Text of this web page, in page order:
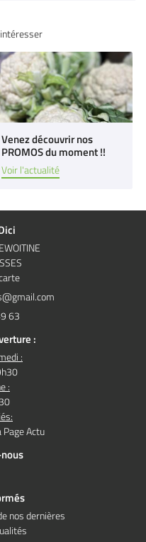
Inscription
Rejoignez-
Venez découvrir nos
PROMOS du moment !!
Voir l'actualité
63
:
:
:
Actu
nos dernières